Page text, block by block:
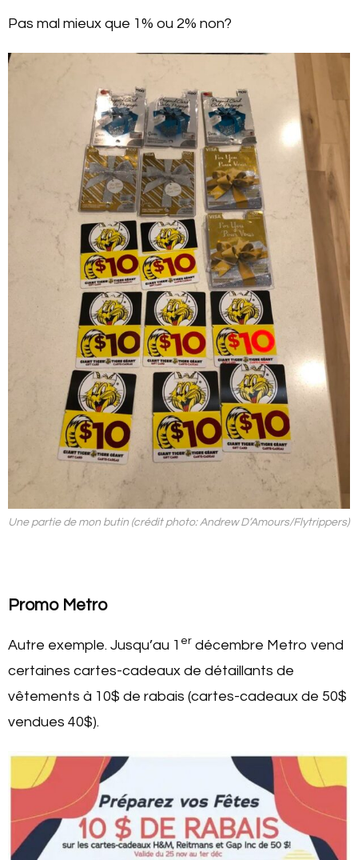
Pas mal mieux que 1% ou 2% non?
Une partie de mon butin (crédit photo: Andrew D’Amours/Flytrippers)
Promo Metro
Autre exemple. Jusqu’au 1 er décembre Metro vend
certaines cartes-cadeaux de détaillants de
vêtements à 10$ de rabais (cartes-cadeaux de 50$
vendues 40$).